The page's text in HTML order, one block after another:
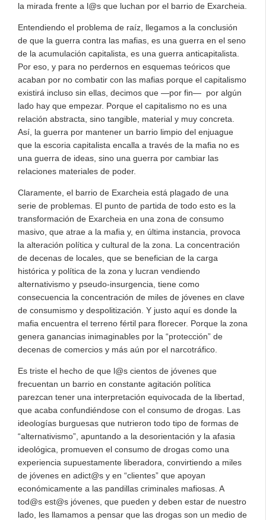
la mirada frente a l@s que luchan por el barrio de Exarcheia.
Entendiendo el problema de raíz, llegamos a la conclusión
de que la guerra contra las mafias, es una guerra en el seno
de la acumulación capitalista, es una guerra anticapitalista.
Por eso, y para no perdernos en esquemas teóricos que
acaban por no combatir con las mafias porque el capitalismo
existirá incluso sin ellas, decimos que —por fin— por algún
lado hay que empezar. Porque el capitalismo no es una
relación abstracta, sino tangible, material y muy concreta.
Así, la guerra por mantener un barrio limpio del enjuague
que la escoria capitalista encalla a través de la mafia no es
una guerra de ideas, sino una guerra por cambiar las
relaciones materiales de poder.
Claramente, el barrio de Exarcheia está plagado de una
serie de problemas. El punto de partida de todo esto es la
transformación de Exarcheia en una zona de consumo
masivo, que atrae a la mafia y, en última instancia, provoca
la alteración política y cultural de la zona. La concentración
de decenas de locales, que se benefician de la carga
histórica y política de la zona y lucran vendiendo
alternativismo y pseudo-insurgencia, tiene como
consecuencia la concentración de miles de jóvenes en clave
de consumismo y despolitización. Y justo aquí es donde la
mafia encuentra el terreno fértil para florecer. Porque la zona
genera ganancias inimaginables por la “protección” de
decenas de comercios y más aún por el narcotráfico.
Es triste el hecho de que l@s cientos de jóvenes que
frecuentan un barrio en constante agitación política
parezcan tener una interpretación equivocada de la libertad,
que acaba confundiéndose con el consumo de drogas. Las
ideologías burguesas que nutrieron todo tipo de formas de
“alternativismo”, apuntando a la desorientación y la afasia
ideológica, promueven el consumo de drogas como una
experiencia supuestamente liberadora, convirtiendo a miles
de jóvenes en adict@s y en “clientes” que apoyan
económicamente a las pandillas criminales mafiosas. A
tod@s est@s jóvenes, que pueden y deben estar de nuestro
lado, les llamamos a pensar que las drogas son un medio de